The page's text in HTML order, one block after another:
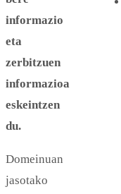
informazio
eta
zerbitzuen
informazioa
eskeintzen
du.
Domeinuan
jasotako